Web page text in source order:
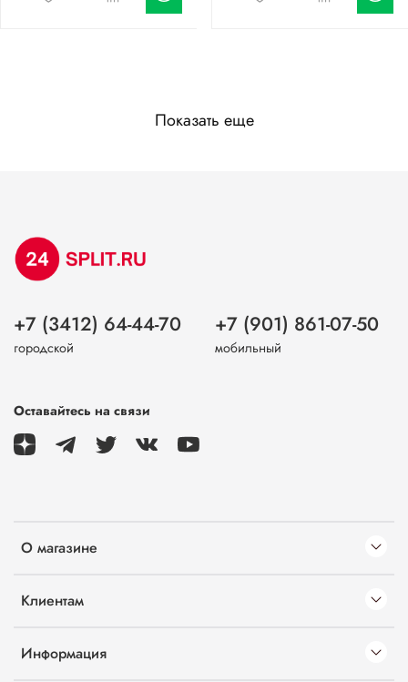
Показать еще
О магазине
Клиентам
Информация
+7 (3412) 64-44-70
городской
+7 (901) 861-07-50
мобильный
Оставайтесь на связи